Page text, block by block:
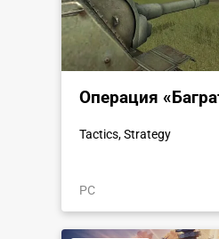
Операция
Tactics, Strategy
PC